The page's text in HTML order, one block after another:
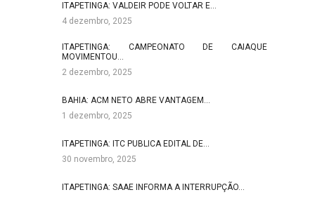
ITAPETINGA: VALDEIR PODE VOLTAR E…
4 dezembro, 2025
ITAPETINGA: CAMPEONATO DE CAIAQUE
MOVIMENTOU…
2 dezembro, 2025
BAHIA: ACM NETO ABRE VANTAGEM…
1 dezembro, 2025
ITAPETINGA: ITC PUBLICA EDITAL DE…
30 novembro, 2025
ITAPETINGA: SAAE INFORMA A INTERRUPÇÃO…